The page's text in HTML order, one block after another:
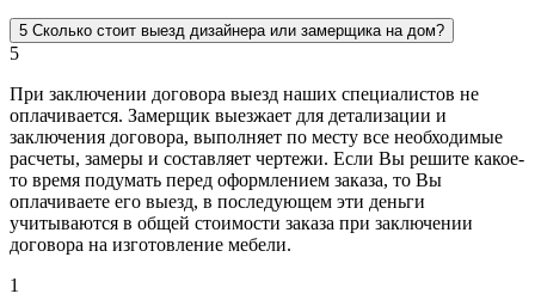
5 Сколько стоит выезд дизайнера или замерщика на дом?
5
При заключении договора выезд наших специалистов не
оплачивается. Замерщик выезжает для детализации и
заключения договора, выполняет по месту все необходимые
расчеты, замеры и составляет чертежи. Если Вы решите какое-
то время подумать перед оформлением заказа, то Вы
оплачиваете его выезд, в последующем эти деньги
учитываются в общей стоимости заказа при заключении
договора на изготовление мебели.
1